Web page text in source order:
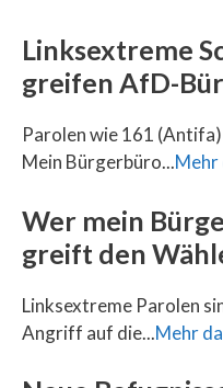
Linksextreme
greifen AfD-
Parolen wie 161
Mein Bürgerbüro...Mehr
Wer mein
greift den
Linksextreme Parolen
Angriff auf die...Mehr